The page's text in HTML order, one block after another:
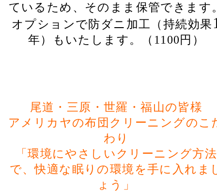
ているため、そのまま保管できます
オプションで防ダニ加工（持続効果
年）もいたします。（1100円）
尾道・三原・世羅・福山の皆様
アメリカヤの布団クリーニングのこ
わり
「環境にやさしいクリーニング方法
で、快適な眠りの環境を手に入れま
ょう」